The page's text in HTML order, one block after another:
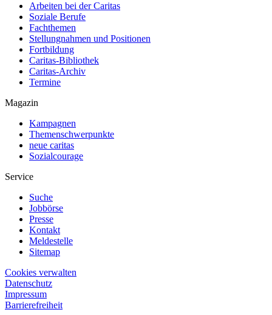
Arbeiten bei der Caritas
Soziale Berufe
Fachthemen
Stellungnahmen und Positionen
Fortbildung
Caritas-Bibliothek
Caritas-Archiv
Termine
Magazin
Kampagnen
Themenschwerpunkte
neue caritas
Sozialcourage
Service
Suche
Jobbörse
Presse
Kontakt
Meldestelle
Sitemap
Cookies verwalten
Datenschutz
Impressum
Barrierefreiheit